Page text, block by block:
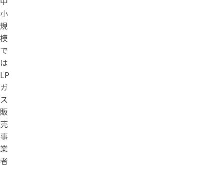
小
規
模
で
は
LP
ガ
ス
販
売
事
業
者